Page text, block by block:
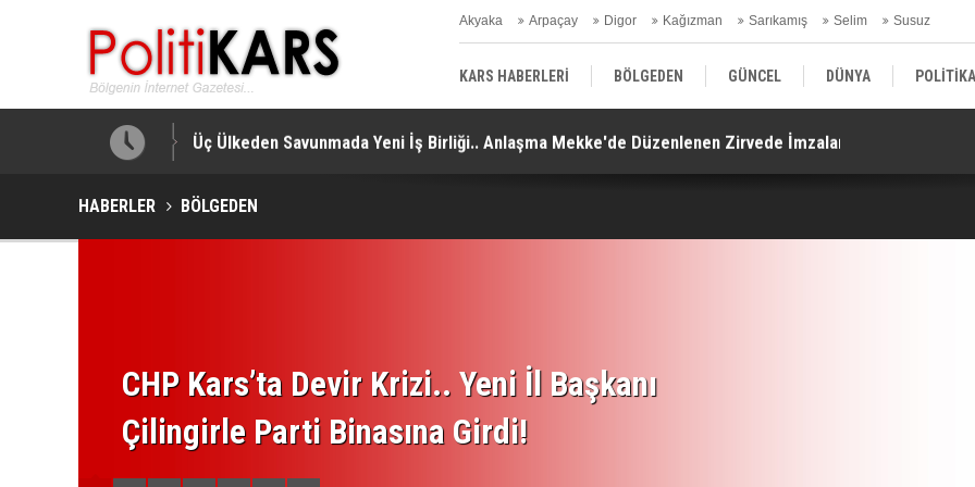
Akyaka Arpaçay Digor Kağızman Sarıkamış Selim Susuz
KARS HABERLERİ BÖLGEDEN GÜNCEL DÜNYA POLİTİKA
EKONOMİ | FİNANS | OTOMOTİV KÜLTÜR | SANAT | MAGAZİN
Üç Ülkeden Savunmada Yeni İş Birliği.. Anlaşma Mekke'de Düzenlenen Zirvede İmzalandı!
HABERLER BÖLGEDEN
CHP Kars’ta Devir Krizi.. Yeni İl Başkanı
Çilingirle Parti Binasına Girdi!